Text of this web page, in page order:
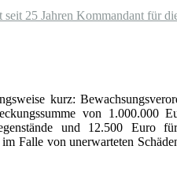
seit 25 Jahren Kommandant für
kurz:
von 1.000.000
und 12.500 Euro
Falle von unerwarteten